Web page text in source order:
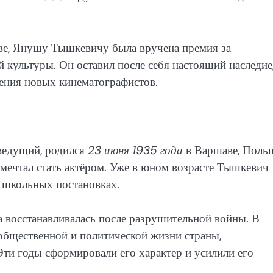
Янушу Тышкевичу была вручена премия за
Он оставил после себя настоящий
новых кинематографистов.
родился 23 июня 1935 года в Варшаве,
стать актёром. Уже в юном возрасте Тышкевич
постановках.
после разрушительной войны. В
и политической жизни страны,
годы сформировали его характер и усилили его